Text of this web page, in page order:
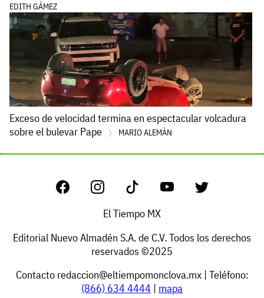
EDITH GÁMEZ
Exceso de velocidad termina en espectacular volcadura
sobre el bulevar Pape
MARIO ALEMÁN
El Tiempo MX
Editorial Nuevo Almadén S.A. de C.V. Todos los derechos
reservados ©2025
Contacto redaccion@eltiempomonclova.mx| Teléfono:
(866) 634 4444 | mapa